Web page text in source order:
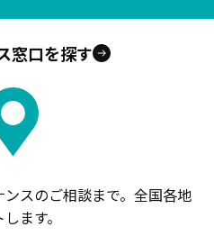
窓口を探す
スのご相談まで。全国各地
ます。